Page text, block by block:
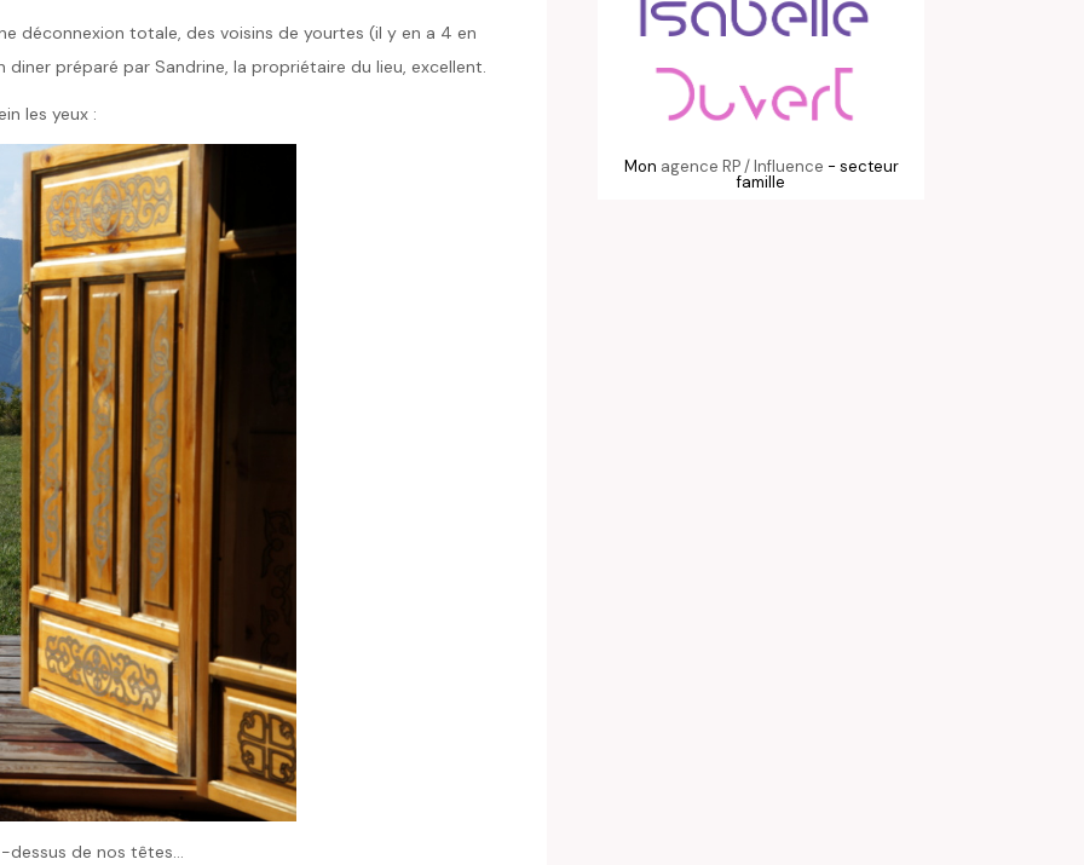
déconnexion totale, des voisins de yourtes (il y en a 4 en
préparé par Sandrine, la propriétaire du lieu, excellent.
les yeux :
dessus de nos têtes…
Mon agence RP / Influence - secteur
famille